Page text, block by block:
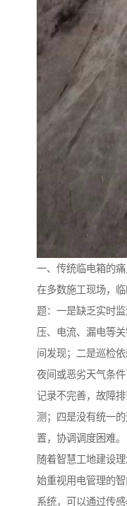
一、传统临电箱的
在多数施工现场，
题：一是缺乏实时
压、电流、漏电等
间发现；二是巡检
夜间或恶劣天气条
记录不完善，故障
测；四是没有统一
置，协调调度困难。
随着智慧工地建设
始重视用电管理的
系统，可以通过传